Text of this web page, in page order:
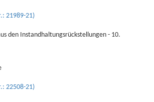
21989-21)
Instandhaltungsrückstellungen - 10.
22508-21)